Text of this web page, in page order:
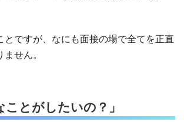
とですが、なにも面接の場で全てを正直
せん。
ことがしたいの？」